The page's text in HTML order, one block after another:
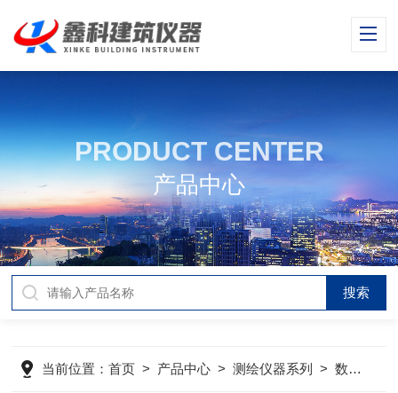
PRODUCT CENTER
产品中心
当前位置：首页 > 产品中心 >测绘仪器系列 >数显收敛仪